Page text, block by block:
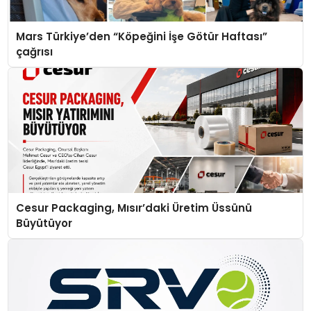
Mars Türkiye’den “Köpeğini İşe Götür Haftası”
çağrısı
Cesur Packaging, Mısır’daki Üretim Üssünü
Büyütüyor